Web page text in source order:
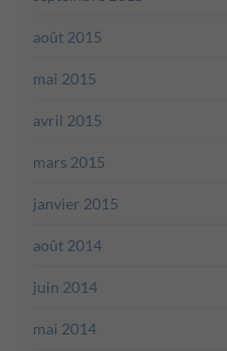
août 2015
mai 2015
avril 2015
mars 2015
janvier 2015
août 2014
juin 2014
mai 2014